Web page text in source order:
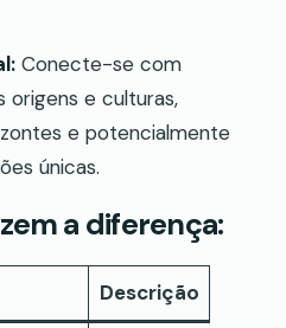
Conecte-se com
origens e culturas,
e potencialmente
únicas.
a diferença:
Descrição